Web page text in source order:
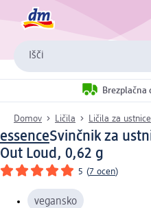
Išči
Brezplačna
Domov Ličila Ličila za ustnice
essenceSvinčnik za
Out Loud, 0,62 g
5 (7 ocen)
vegansko